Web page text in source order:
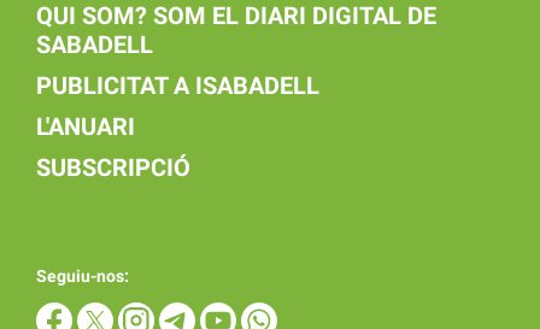
QUI SOM? SOM EL DIARI DIGITAL DE
SABADELL
PUBLICITAT A ISABADELL
L'ANUARI
SUBSCRIPCIÓ
Seguiu-nos: